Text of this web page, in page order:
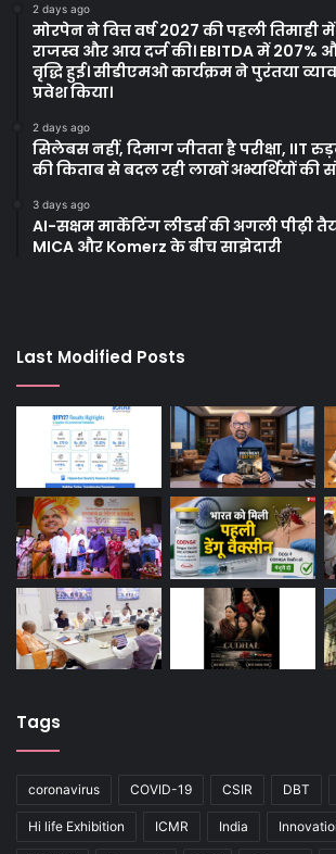
2 days ago
मोरपेन ने वित्त वर्ष 2027 की पहली
राजस्व और आय दर्ज की। EBITDA में 207%
वृद्धि हुई। सीडीएमओ कार्यक्रम ने पुरंतया
प्रवेश किया।
2 days ago
सिलेबस नहीं, दिमाग जीतता है परीक्षा, IIT
की किताब से बदल रही लाखों अभ्यर्थियों की
3 days ago
AI-सक्षम मार्केटिंग लीडर्स की अगली पीढ़ी
MICA और Komerz के बीच साझेदारी
Last Modified Posts
Tags
coronavirus COVID-19 CSIR DBT
Hi life Exhibition ICMR India